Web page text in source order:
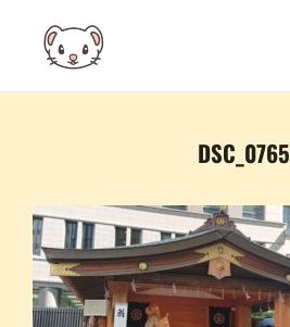
content
DSC_0765
ナ
ビ
ゲ